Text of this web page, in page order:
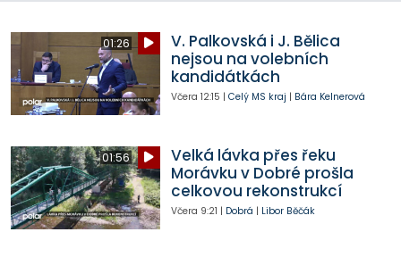
01:26
V. Palkovská i J. Bělica
nejsou na volebních
kandidátkách
Včera 12:15 | Celý MS kraj | Bára Kelnerová
01:56
Velká lávka přes řeku
Morávku v Dobré prošla
celkovou rekonstrukcí
Včera 9:21 | Dobrá | Libor Běčák